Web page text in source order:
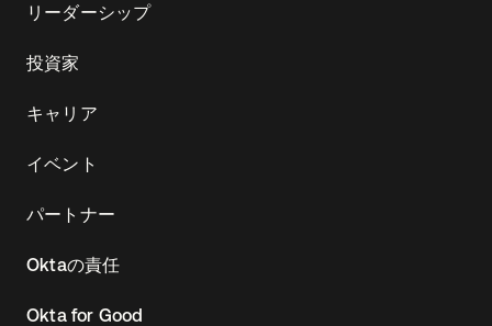
リーダーシップ
投資家
キャリア
イベント
パートナー
Oktaの責任
Okta for Good